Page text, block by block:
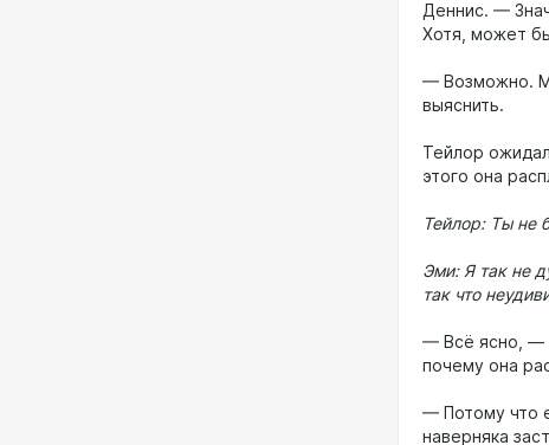
Деннис. —
Хотя, может
— Возможно.
выяснить.
Тейлор
этого она
Тейлор: Ты не
Эми: Я так не
так что
— Всё ясно, —
почему она
— Потому что
наверняка